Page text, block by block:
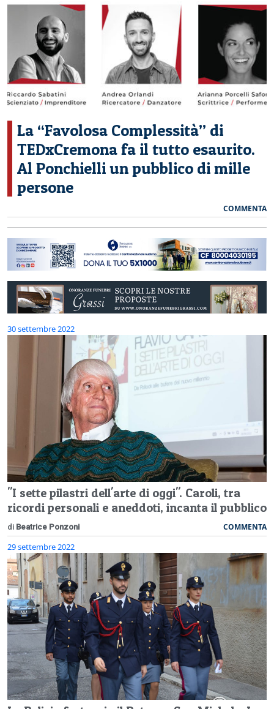
CERCA
La “Favolosa Complessità” di
TEDxCremona fa il tutto esaurito.
Al Ponchielli un pubblico di mille
persone
COMMENTA
30 settembre 2022
"I sette pilastri dell'arte di oggi". Caroli, tra
ricordi personali e aneddoti, incanta il pubblico
di Beatrice Ponzoni COMMENTA
29 settembre 2022